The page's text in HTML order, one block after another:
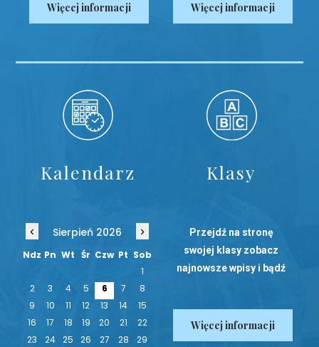
Więcej informacji Więcej informacji
Kalendarz
‹ Sierpień 2026 ›
Ndz Pn Wt Śr Czw Pt Sob
1
2
3 4 5 6 7
8
9
10 11 12 13 14
15
16
17 18 19 20 21
22
23
24 25 26 27 28
29
Klasy
Przejdź na stronę
swojej klasy zobacz
najnowsze wpisy i bądź
Więcej informacji